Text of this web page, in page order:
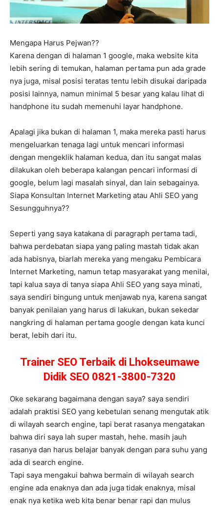
Mengapa Harus Pejwan??
Karena dengan di halaman 1 google, maka website kita
lebih sering di temukan, halaman pertama pun ada grade
nya juga, misal posisi teratas tentu lebih disukai daripada
posisi lainnya, namun minimal 5 besar yang kalau lihat di
handphone itu sudah memenuhi layar handphone.
Apalagi jika bukan di halaman 1, maka mereka pasti harus
mengeluarkan tenaga lagi untuk mencari informasi
dengan mengeklik halaman kedua, dan itu sangat malas
dilakukan oleh beberapa kalangan pencari informasi di
google, belum lagi masalah sinyal, dan lain sebagainya.
Siapa Konsultan Internet Marketing atau Ahli SEO yang
Sesungguhnya??
Seperti yang saya katakana di paragraph pertama tadi,
bahwa perdebatan siapa yang paling mastah tidak akan
ada habisnya, biarlah mereka yang mengaku Pembicara
Internet Marketing, namun tetap masyarakat yang menilai,
tapi kalua saya di tanya siapa Ahli SEO yang saya minati,
saya sendiri bingung untuk menjawab nya, karena sangat
banyak penilaian yang harus di lakukan, bukan sekedar
nangkring di halaman pertama google dengan kata kunci
berat, lebih dari itu.
Trainer SEO Terbaik di Lhokseumawe
Didik SEO 0821-3800-7320
Oke sekarang bagaimana dengan saya? saya sendiri
adalah praktisi SEO yang kebetulan senang mengutak atik
di wilayah search engine, tapi berat rasanya mengatakan
bahwa diri saya lah super mastah, hehe. masih jauh
rasanya dan harus belajar banyak dengan para suhu yang
ada di search engine.
Tapi saya mengakui bahwa bermain di wilayah search
engine ada enaknya dan ada juga tidak enaknya, misal
enak nya ketika web kita benar benar rapi dan mulus